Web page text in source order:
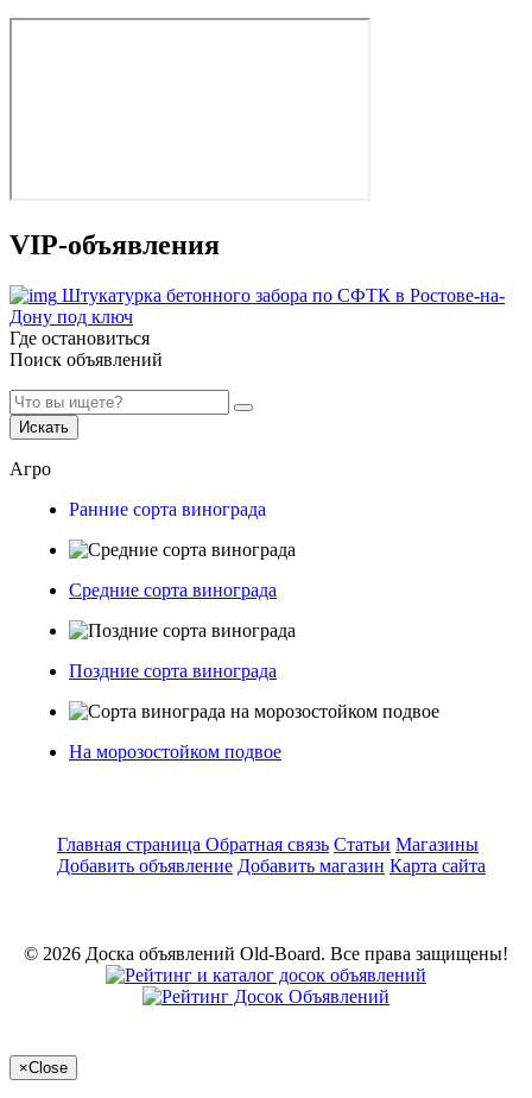
VIP-объявления
Штукатурка бетонного забора по СФТК в Ростове-на-
Дону под ключ
Где остановиться
Поиск объявлений
Искать
Агро
Ранние сорта винограда
Средние сорта винограда
Поздние сорта винограда
На морозостойком подвое
Главная страница Обратная связь Статьи Магазины
Добавить объявление Добавить магазин Карта сайта
© 2026 Доска объявлений Old-Board. Все права защищены!
×Close